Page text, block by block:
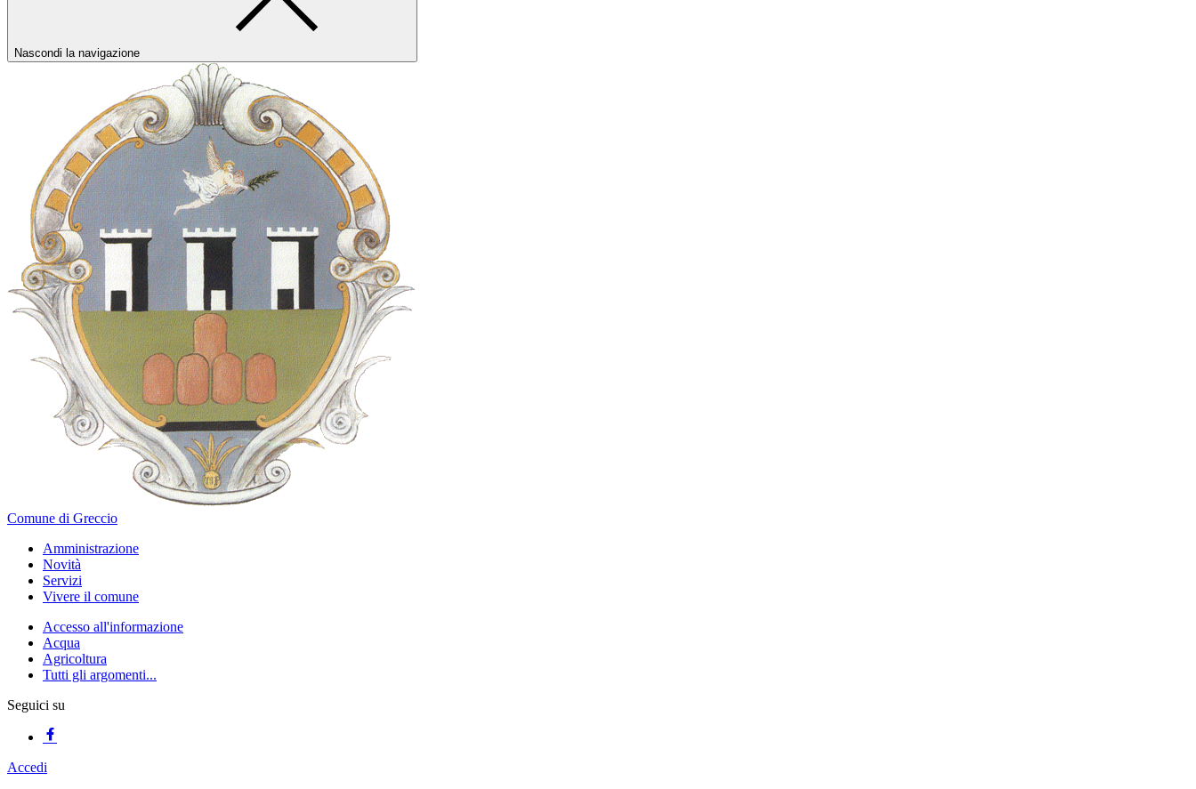
Nascondi la navigazione
Comune di Greccio
Amministrazione
Novità
Servizi
Vivere il comune
Accesso all'informazione
Acqua
Agricoltura
Tutti gli argomenti...
Seguici su
Accedi